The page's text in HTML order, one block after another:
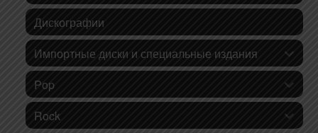
Дискографии
Импортные диски и специальные издания
Pop
Rock